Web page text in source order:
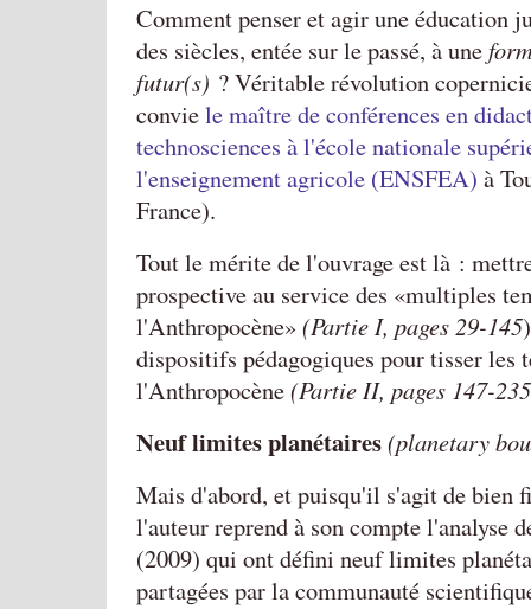
Comment penser et agir une éducation
des siècles, entée sur le passé, à une
futur(s) ? Véritable révolution
conviele maître de conférences en
technosciences à l'école nationale
l'enseignement agricole (ENSFEA) à
France).
Tout le mérite de l'ouvrage est là :
prospective au service des multiples
l'Anthropocène (Partie I, pages 29-145
dispositifs pédagogiques pour tisser les
l'Anthropocène(Partie II, pages 147-
Neuf limites planétaires(planetary
Mais d'abord, et puisqu'il s'agit de bien
l'auteur reprend à son compte l'analyse
(2009) qui ont défini neuf limites
partagées par la communauté